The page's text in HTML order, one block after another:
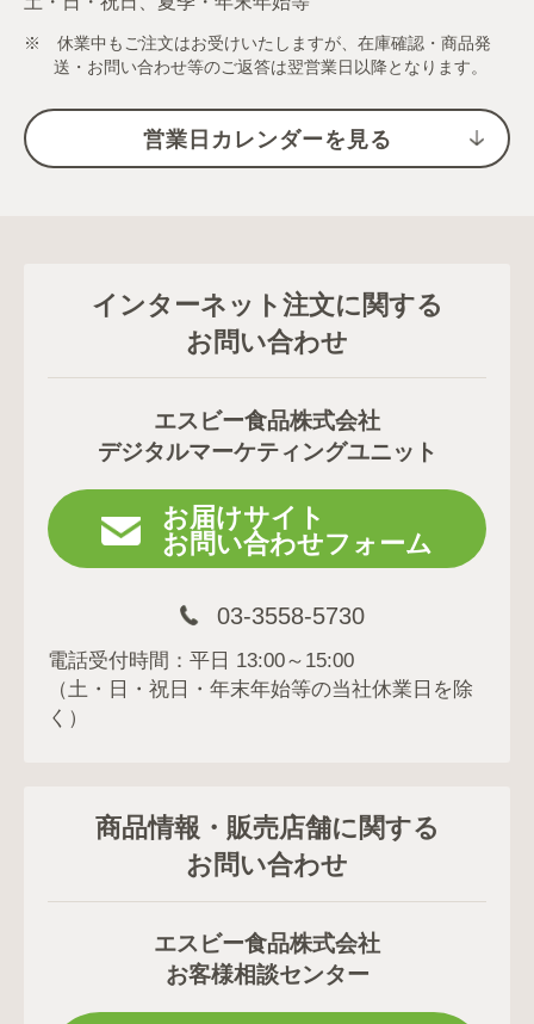
※ 休業中もご注文はお受けいたしますが、在庫確認・商品発
送・お問い合わせ等のご返答は翌営業日以降となります。
営業日カレンダーを見る
インターネット注文に関する
お問い合わせ
エスビー食品株式会社
デジタルマーケティングユニット
お届けサイト
お問い合わせフォーム
03-3558-5730
電話受付時間：平日 13:00～15:00
（土・日・祝日・年末年始等の当社休業日を除
く）
商品情報・販売店舗に関する
お問い合わせ
エスビー食品株式会社
お客様相談センター